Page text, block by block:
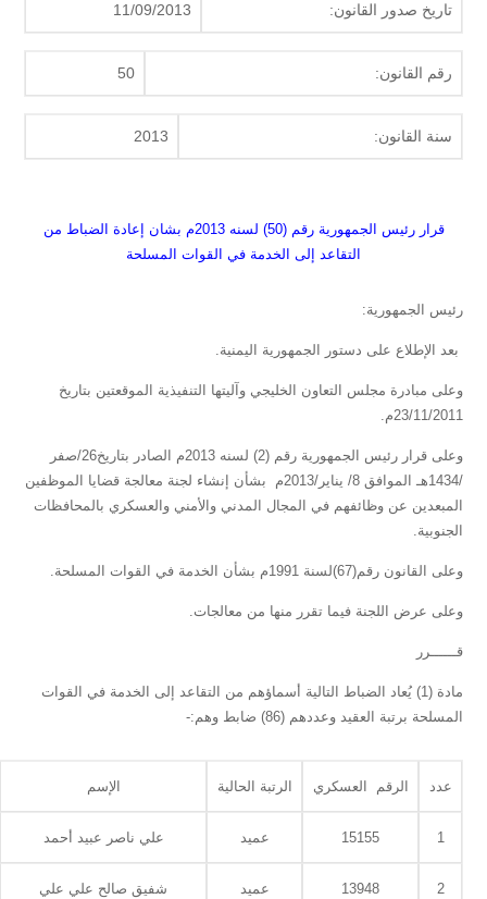
تاريخ صدور القانون: 11/09/2013
رقم القانون: 50
سنة القانون: 2013
قرار رئيس الجمهورية رقم (50) لسنه 2013م بشان إعادة الضباط من
التقاعد إلى الخدمة في القوات المسلحة
رئيس الجمهورية:
بعد الإطلاع على دستور الجمهورية اليمنية.
وعلى مبادرة مجلس التعاون الخليجي وآليتها التنفيذية الموقعتين بتاريخ
23/11/2011م.
وعلى قرار رئيس الجمهورية رقم (2) لسنه 2013م الصادر بتاريخ26/صفر
/1434هـ الموافق 8/ يناير/2013م بشأن إنشاء لجنة معالجة قضايا الموظفين
المبعدين عن وظائفهم في المجال المدني والأمني والعسكري بالمحافظات
الجنوبية.
وعلى القانون رقم(67)لسنة 1991م بشأن الخدمة في القوات المسلحة.
وعلى عرض اللجنة فيما تقرر منها من معالجات.
قــــــرر
مادة (1) يُعاد الضباط التالية أسماؤهم من التقاعد إلى الخدمة في القوات
المسلحة برتبة العقيد وعددهم (86) ضابط وهم:-
عدد الرقم العسكري الرتبة الحالية الإسم
1
15155 عميد علي ناصر عبيد أحمد
2
13948 عميد شفيق صالح علي علي